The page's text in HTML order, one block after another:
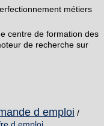
métiers
centre de formation des
de recherche sur
d emploi /